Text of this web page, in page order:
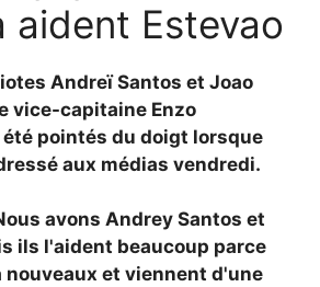
aident Estevao
Andreï Santos et Joao
vice-capitaine Enzo
été pointés du doigt lorsque
aux médias vendredi.
avons Andrey Santos et
ils l'aident beaucoup parce
et viennent d'une